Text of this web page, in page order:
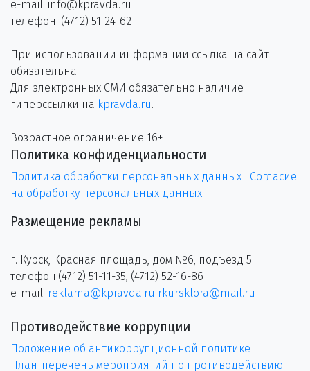
e-mail: info@kpravda.ru
телефон: (4712) 51-24-62
При использовании информации ссылка на сайт
обязательна.
Для электронных СМИ обязательно наличие
гиперссылки на kpravda.ru.
Возрастное ограничение 16+
Политика конфиденциальности
Политика обработки персональных данных
Согласие
на обработку персональных данных
Размещение рекламы
г. Курск, Красная площадь, дом №6, подъезд 5
телефон:(4712) 51-11-35, (4712) 52-16-86
e-mail: reklama@kpravda.ru rkursklora@mail.ru
Противодействие коррупции
Положение об антикоррупционной политике
План-перечень мероприятий по противодействию